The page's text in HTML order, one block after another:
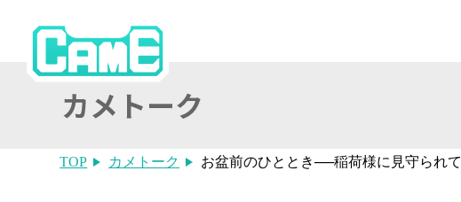
TOP カメトーク お盆前のひととき──稲荷様に見守られて